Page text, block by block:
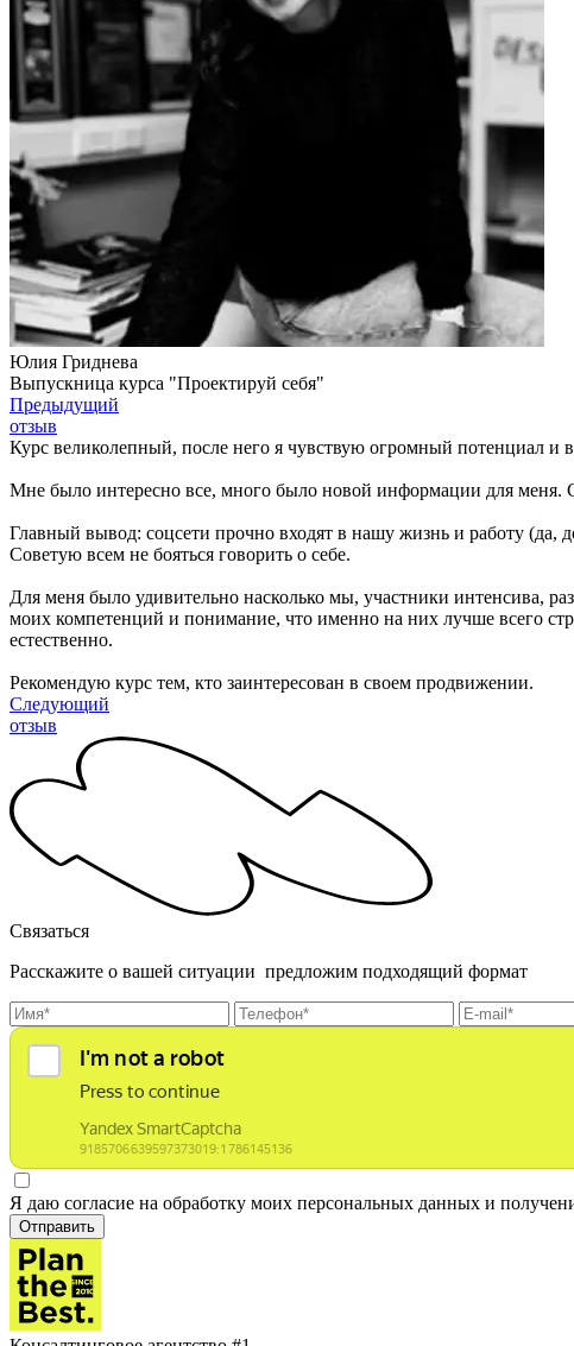
Юлия Гриднева
Выпускница курса "Проектируй себя"
Предыдущий
отзыв
Курс великолепный, после него я чувствую огромный потенциал
Мне было интересно все, много было новой информации для
Главный вывод: соцсети прочно входят в нашу жизнь и работу (да,
Советую всем не бояться говорить о себе.
Для меня было удивительно насколько мы, участники интенсива,
моих компетенций и понимание, что именно на них лучше всего
естественно.
Рекомендую курс тем, кто заинтересован в своем продвижении.
Следующий
отзыв
Связаться
Расскажите о вашей ситуации предложим подходящий формат
Я даю согласие на обработку моих персональных данных и
Отправить